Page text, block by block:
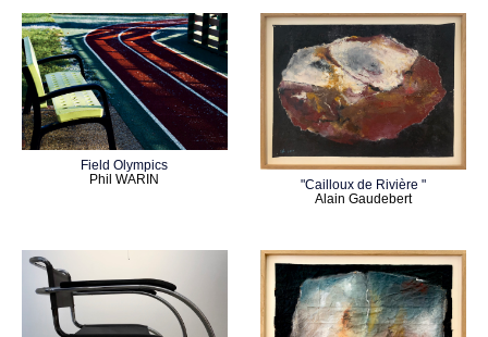
Field Olympics
Phil WARIN
"Cailloux de Rivière "
Alain Gaudebert